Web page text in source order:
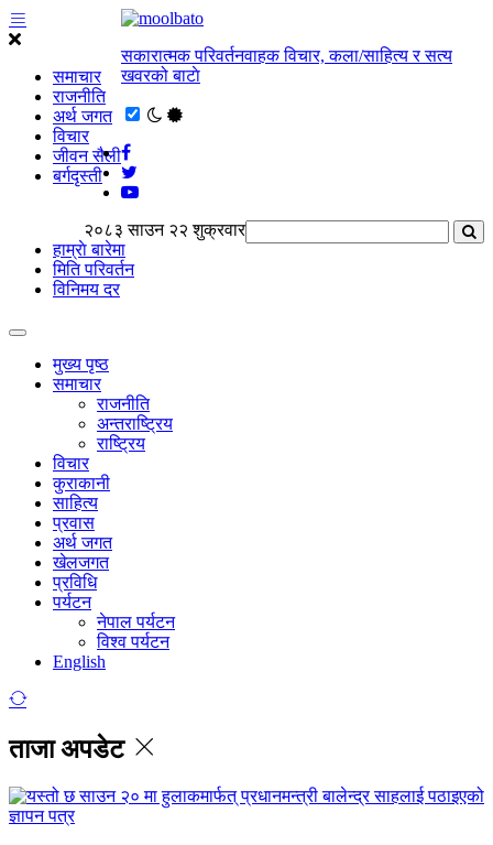
समाचार
राजनीति
अर्थ जगत
विचार
जीवन सैली
बर्गदृस्ती
सकारात्मक परिवर्तनवाहक विचार, कला/साहित्य र सत्य
खवरको बाटाे
२०८३ साउन २२ शुक्रवार
हाम्राे बारेमा
मिति परिवर्तन
विनिमय दर
मुख्य पृष्ठ
समाचार
राजनीति
अन्तराष्ट्रिय
राष्ट्रिय
विचार
कुराकानी
साहित्य
प्रवास
अर्थ जगत
खेलजगत
प्रविधि
पर्यटन
नेपाल पर्यटन
विश्व पर्यटन
English
ताजा अपडेट